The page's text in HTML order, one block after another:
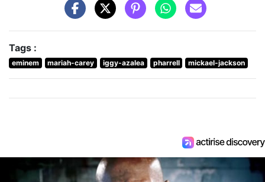
Tags :
eminem mariah-carey iggy-azalea pharrell mickael-jackson